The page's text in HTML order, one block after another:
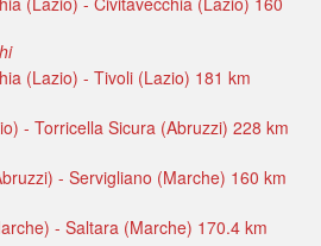
(Lazio) - Tivoli (Lazio) 181 km
- Torricella Sicura (Abruzzi) 228 km
- Servigliano (Marche) 160 km
- Saltara (Marche) 170.4 km